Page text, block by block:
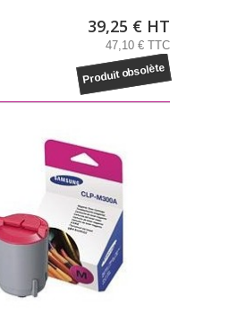
39,25 € HT
47,10 € TTC
Produit obsolète